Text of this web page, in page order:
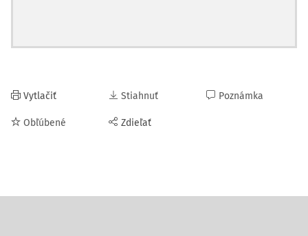
Vytlačiť
Obľúbené
Stiahnuť
Zdieľať
Poznámka